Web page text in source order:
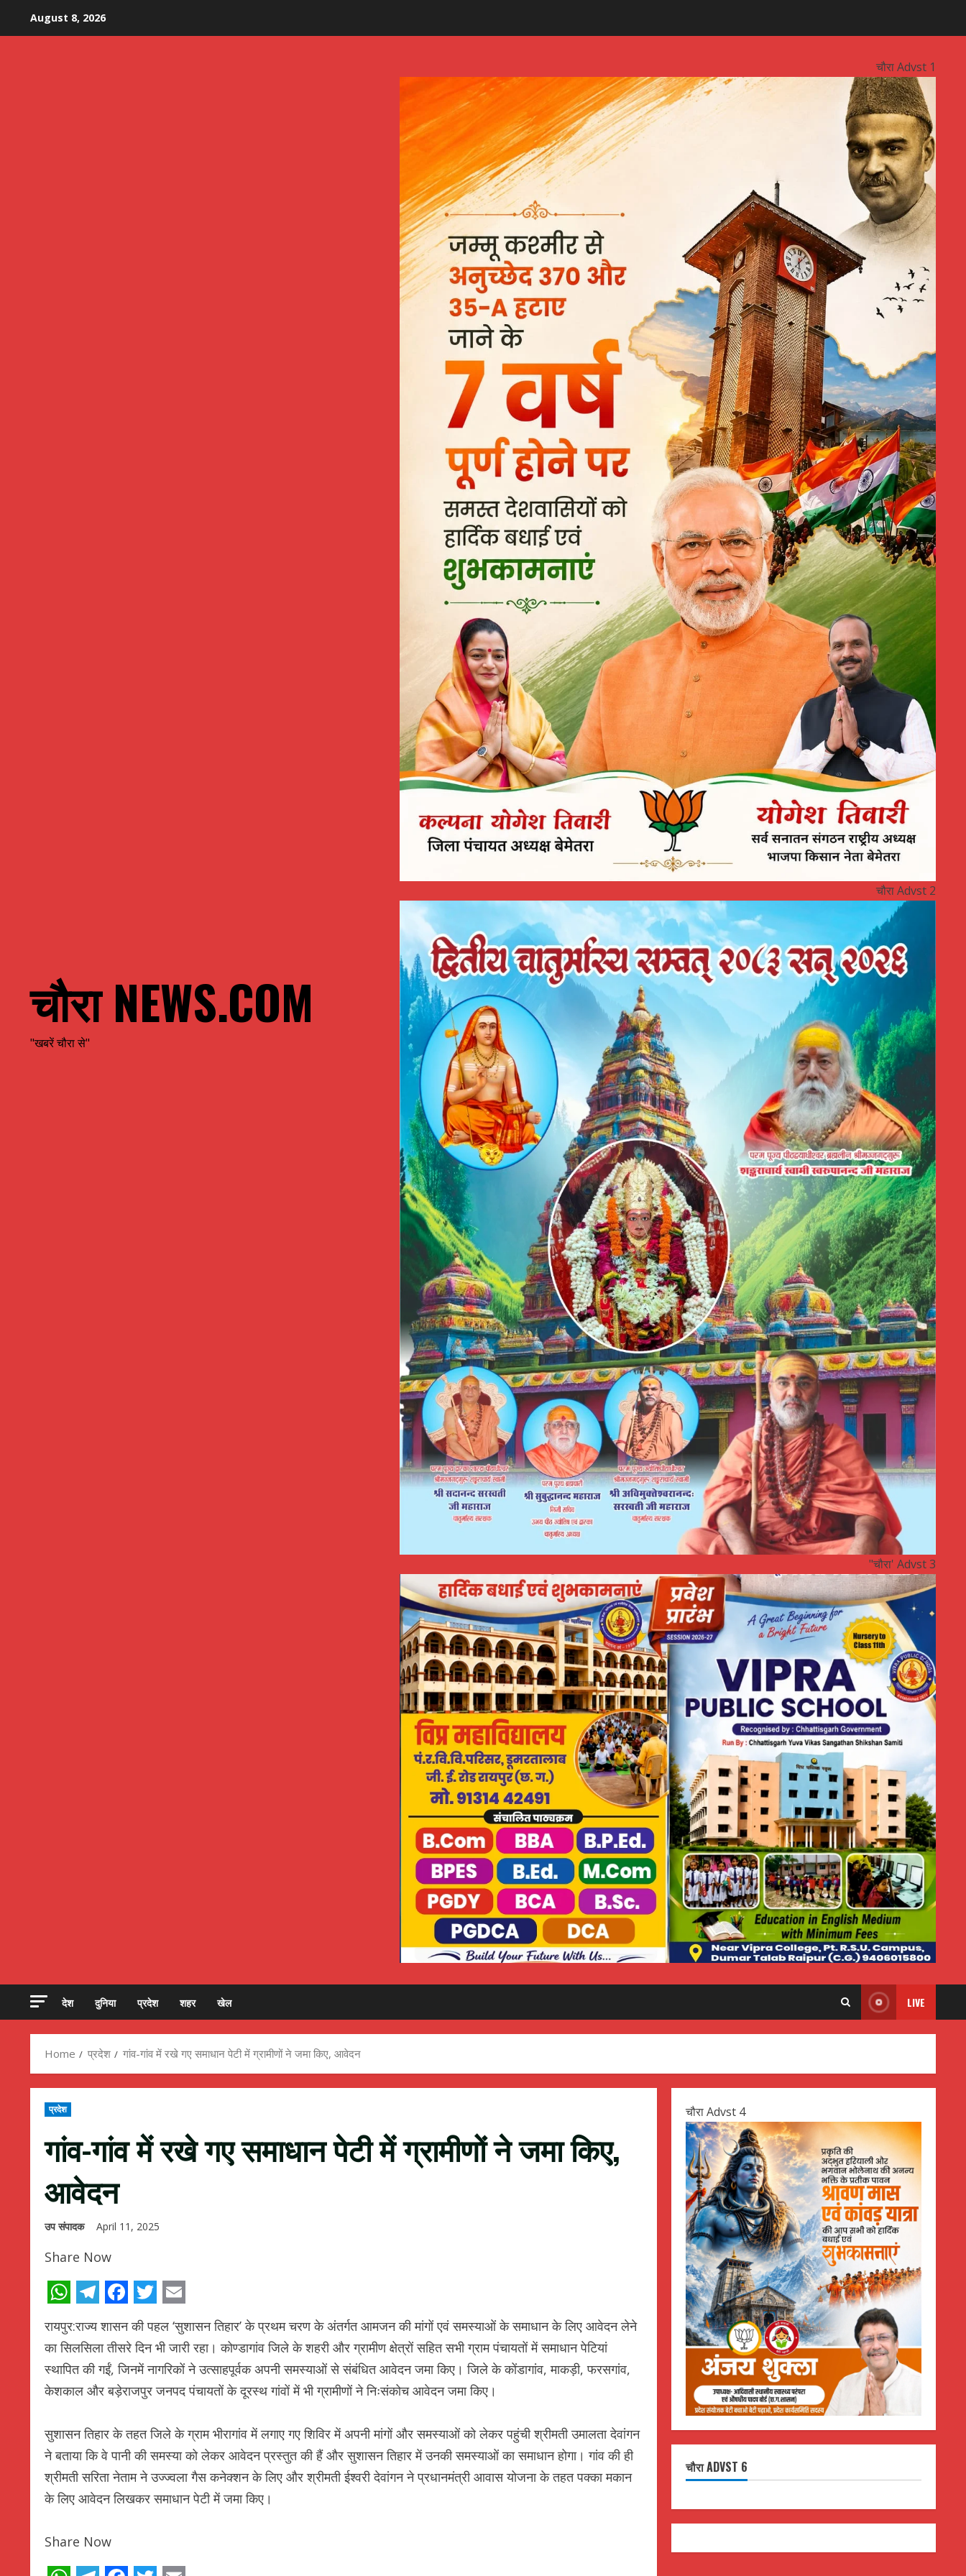
August 8, 2026
चौरा NEWS.COM
"खबरें चौरा से"
चौरा Advst 1
चौरा Advst 2
"चौरा' Advst 3
देश दुनिया प्रदेश शहर खेल LIVE
Home प्रदेश गांव-गांव में रखे गए समाधान पेटी में ग्रामीणों ने जमा किए, आवेदन
प्रदेश
गांव-गांव में रखे गए समाधान पेटी में ग्रामीणों ने जमा किए,
आवेदन
उप संपादक April 11, 2025
Share Now
WhatsApp
Telegram
Facebook
Twitter
Email
रायपुर:राज्य शासन की पहल ‘सुशासन तिहार’ के प्रथम चरण के अंतर्गत आमजन की मांगों एवं समस्याओं के समाधान के लिए आवेदन लेने
का सिलसिला तीसरे दिन भी जारी रहा। कोण्डागांव जिले के शहरी और ग्रामीण क्षेत्रों सहित सभी ग्राम पंचायतों में समाधान पेटियां
स्थापित की गईं, जिनमें नागरिकों ने उत्साहपूर्वक अपनी समस्याओं से संबंधित आवेदन जमा किए। जिले के कोंडागांव, माकड़ी, फरसगांव,
केशकाल और बड़ेराजपुर जनपद पंचायतों के दूरस्थ गांवों में भी ग्रामीणों ने निःसंकोच आवेदन जमा किए।
सुशासन तिहार के तहत जिले के ग्राम भीरागांव में लगाए गए शिविर में अपनी मांगों और समस्याओं को लेकर पहुंची श्रीमती उमालता देवांगन
ने बताया कि वे पानी की समस्या को लेकर आवेदन प्रस्तुत की हैं और सुशासन तिहार में उनकी समस्याओं का समाधान होगा। गांव की ही
श्रीमती सरिता नेताम ने उज्ज्वला गैस कनेक्शन के लिए और श्रीमती ईश्वरी देवांगन ने प्रधानमंत्री आवास योजना के तहत पक्का मकान
के लिए आवेदन लिखकर समाधान पेटी में जमा किए।
Share Now
चौरा Advst 4
चौरा ADVST 6